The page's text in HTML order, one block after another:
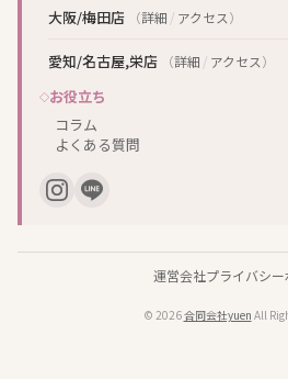
大阪/梅田店 （詳細 / アクセス）
愛知/名古屋,栄店 （詳細 / アクセス）
お役立ち
コラム
よくある質問
運営会社プライバシ
© 2026合同会社yuen All